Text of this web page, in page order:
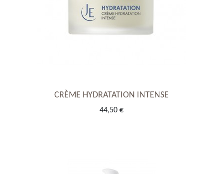
CRÈME HYDRATATION INTENSE
44,50 €